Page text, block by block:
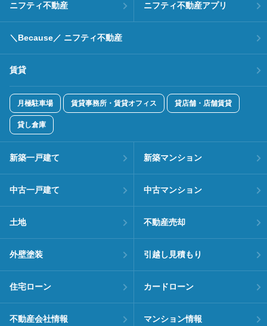
ニフティ不動産 ニフティ不動産アプリ
＼Because／ ニフティ不動産
賃貸
月極駐車場 賃貸事務所・賃貸オフィス 貸店舗・店舗賃貸
貸し倉庫
新築一戸建て 新築マンション
中古一戸建て 中古マンション
土地 不動産売却
外壁塗装 引越し見積もり
住宅ローン カードローン
不動産会社情報 マンション情報